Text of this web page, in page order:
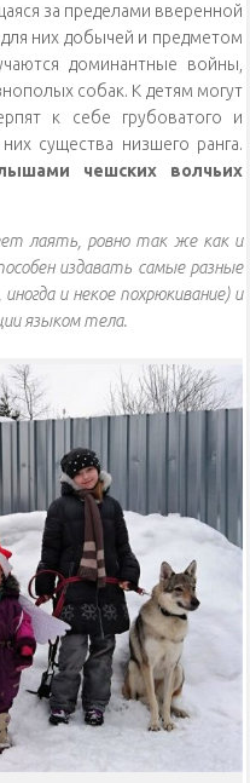
за пределами вверенной
них добычей и предметом
доминантные войны,
собак. К детям могут
к себе грубоватого и
существа низшего ранга.
чешских волчьих
лаять, ровно так же как и
издавать самые разные
иногда и некое похрюкивание) и
языком тела.